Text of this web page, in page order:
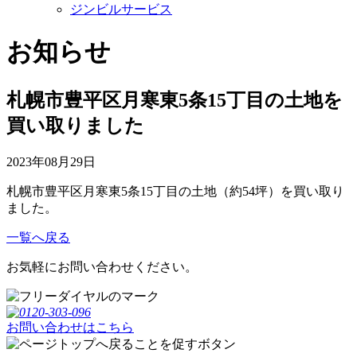
ジンビルサービス
お知らせ
札幌市豊平区月寒東5条15丁目の土地を
買い取りました
2023年08月29日
札幌市豊平区月寒東5条15丁目の土地（約54坪）を買い取り
ました。
一覧へ戻る
お気軽にお問い合わせください。
お問い合わせはこちら